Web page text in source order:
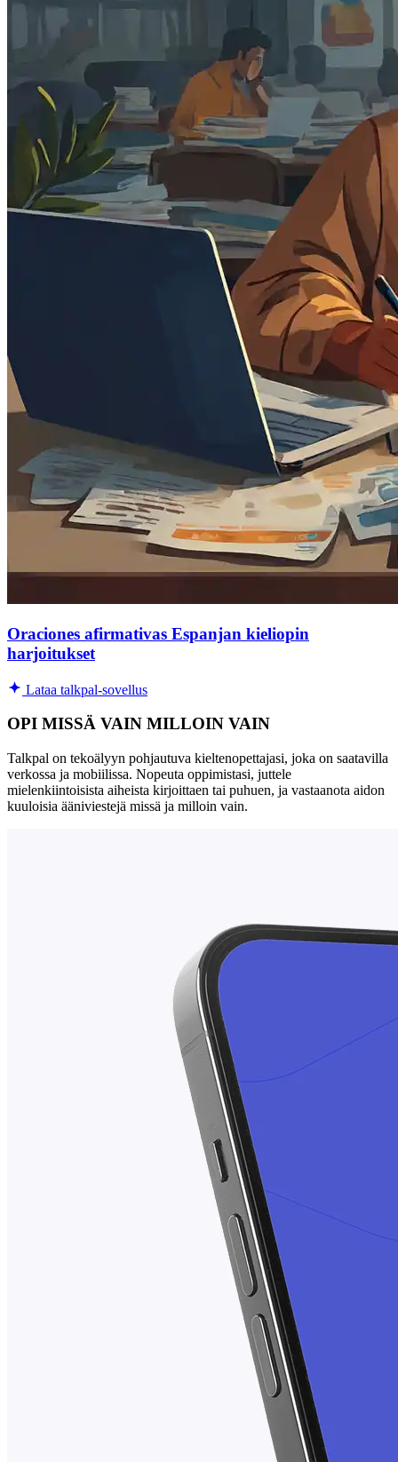
Oraciones afirmativas Espanjan kieliopin
harjoitukset
Lataa talkpal-sovellus
OPI MISSÄ VAIN MILLOIN VAIN
Talkpal on tekoälyyn pohjautuva kieltenopettajasi, joka on saatavilla
verkossa ja mobiilissa. Nopeuta oppimistasi, juttele
mielenkiintoisista aiheista kirjoittaen tai puhuen, ja vastaanota aidon
kuuloisia ääniviestejä missä ja milloin vain.